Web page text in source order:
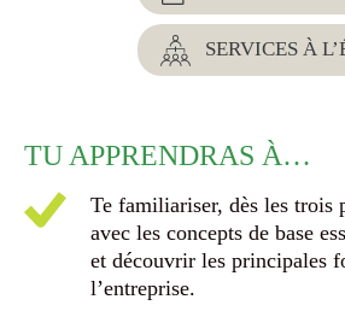
SERVICES À
TU APPRENDRAS À…
Te familiariser, dès les trois
avec les concepts de base
et découvrir les principales
l’entreprise.